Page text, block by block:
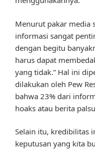
Menurut pakar media
informasi sangat
dengan begitu
harus dapat
yang tidak.” Hal ini
dilakukan oleh Pew
bahwa 23% dari
hoaks atau berita
Selain itu, kredibilitas
keputusan yang kita